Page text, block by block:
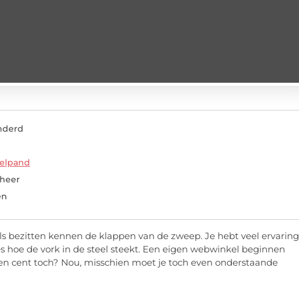
bezitten kennen de klappen van de zweep. Je hebt veel ervaring
de vork in de steel steekt. Een eigen webwinkel beginnen
cent toch? Nou, misschien moet je toch even onderstaande